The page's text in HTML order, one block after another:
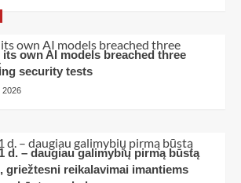
own AI models breached three
security tests
2026
d. – daugiau galimybių pirmą būstą
griežtesni reikalavimai imantiems